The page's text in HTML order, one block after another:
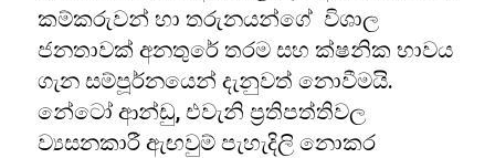
කම්කරුවන් හා තරුනයන්ගේ විශාල
ජනතාවක් අනතුරේ තරම සහ ක්ෂනික භාවය
ගැන සම්පූර්නයෙන් දැනුවත් නොවීමයි.
නේටෝ ආන්ඩු, එවැනි ප්‍රතිපත්තිවල
ව්‍යසනකාරී ඇඟවුම් පැහැදිලි නොකර